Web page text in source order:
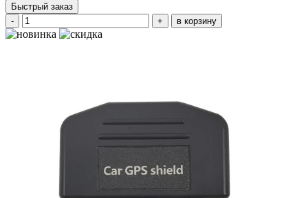
Быстрый заказ
-
+ в корзину